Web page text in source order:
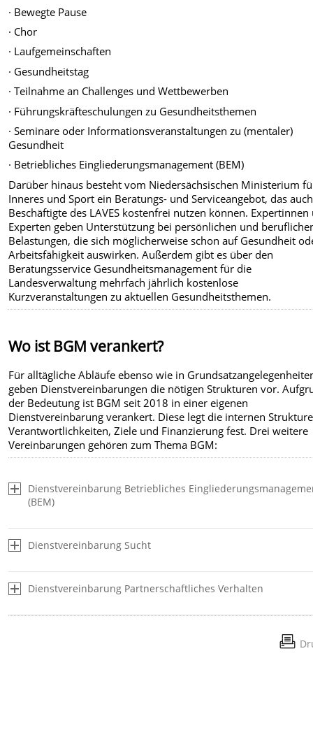
· Bewegte Pause
· Chor
· Laufgemeinschaften
· Gesundheitstag
· Teilnahme an Challenges und Wettbewerben
· Führungskräfteschulungen zu Gesundheitsthemen
· Seminare oder Informationsveranstaltungen zu (mentaler)
Gesundheit
· Betriebliches Eingliederungsmanagement (BEM)
Darüber hinaus besteht vom Niedersächsischen Ministerium
Inneres und Sport ein Beratungs- und Serviceangebot, das auch
Beschäftigte des LAVES kostenfrei nutzen können. Expertinnen
Experten geben Unterstützung bei persönlichen und
Belastungen, die sich möglicherweise schon auf Gesundheit
Arbeitsfähigkeit auswirken. Außerdem gibt es über den
Beratungsservice Gesundheitsmanagement für die
Landesverwaltung mehrfach jährlich kostenlose
Kurzveranstaltungen zu aktuellen Gesundheitsthemen.
Wo ist BGM verankert?
Für alltägliche Abläufe ebenso wie in
geben Dienstvereinbarungen die nötigen Strukturen vor.
der Bedeutung ist BGM seit 2018 in einer eigenen
Dienstvereinbarung verankert. Diese legt die internen
Verantwortlichkeiten, Ziele und Finanzierung fest. Drei weitere
Vereinbarungen gehören zum Thema BGM:
Dienstvereinbarung Betriebliches
(BEM)
Dienstvereinbarung Sucht
Dienstvereinbarung Partnerschaftliches Verhalten